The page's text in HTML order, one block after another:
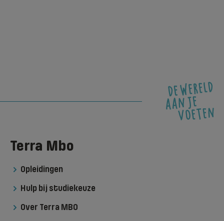
Terra Mbo
Opleidingen
Hulp bij studiekeuze
Over Terra MBO